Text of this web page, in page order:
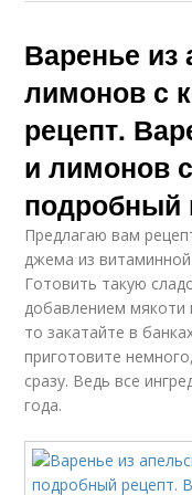
Варенье из
лимонов с
рецепт.
и лимонов
подробный
Предлагаю вам
джема из
Готовить такую
добавлением мякоти
то закатайте в
приготовите
сразу. Ведь все
года.